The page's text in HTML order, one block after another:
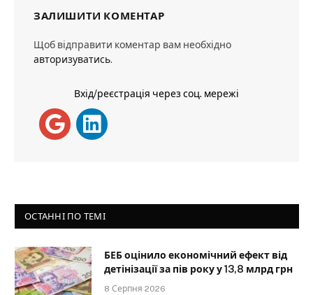
ЗАЛИШИТИ КОМЕНТАР
Щоб відправити коментар вам необхідно
авторизуватись.
Вхід/реєстрація через соц. мережі
ОСТАННІ ПО ТЕМІ
БЕБ оцінило економічний ефект від
детінізації за пів року у 13,8 млрд грн
8 Серпня 2026